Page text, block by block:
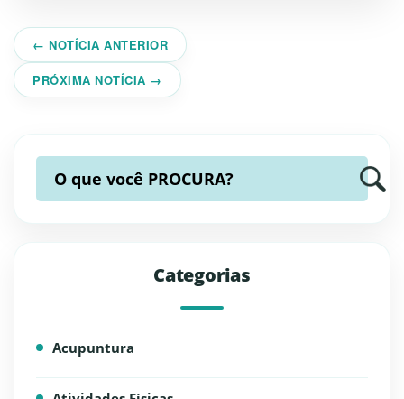
← NOTÍCIA ANTERIOR
PRÓXIMA NOTÍCIA →
O que você PROCURA?
Categorias
Acupuntura